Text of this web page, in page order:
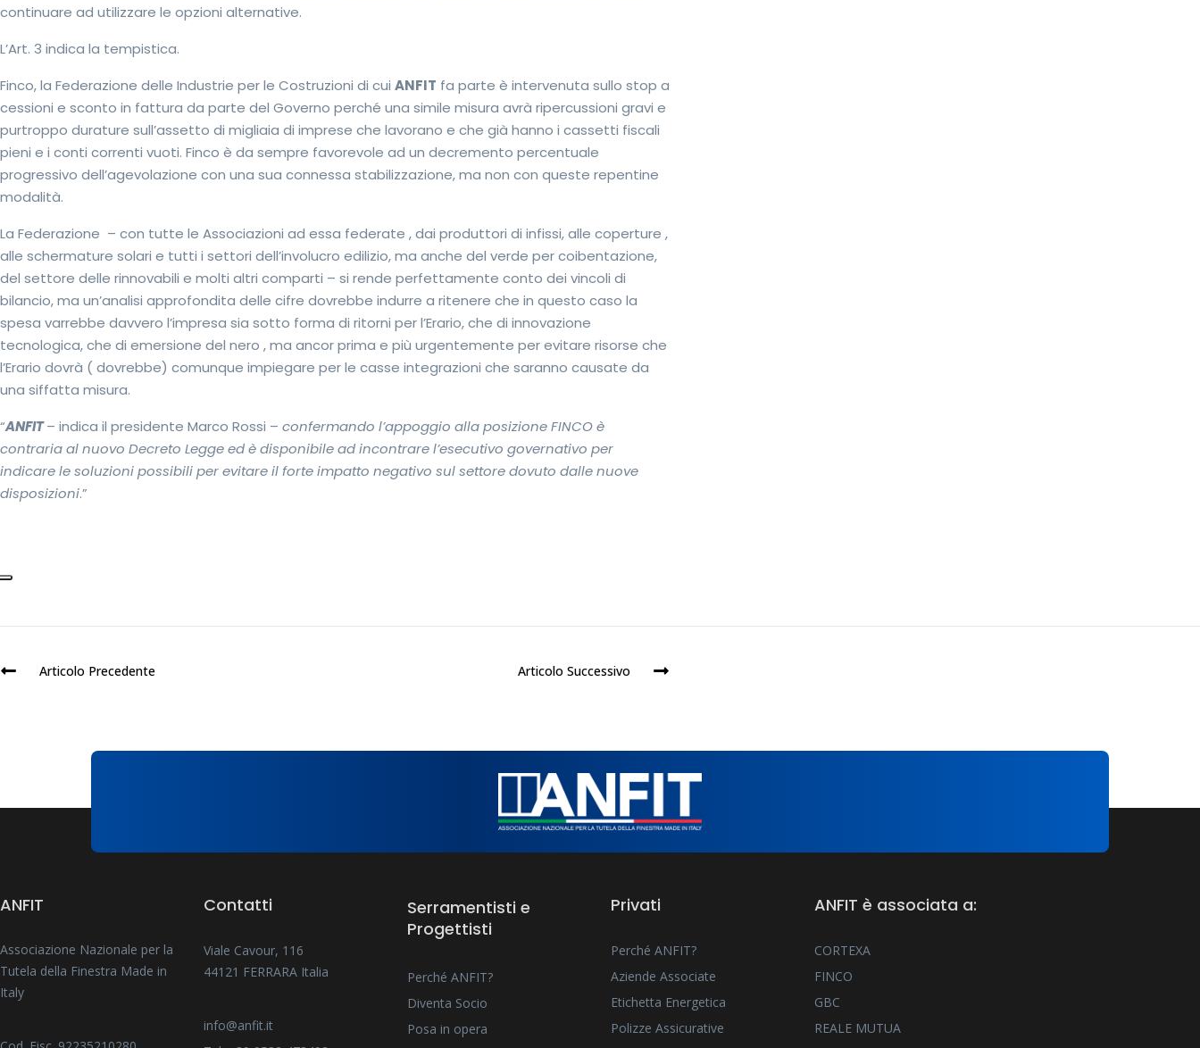
continuare ad utilizzare le opzioni alternative.
L’Art. 3 indica la tempistica.
Finco, la Federazione delle Industrie per le Costruzioni di cui ANFIT fa parte è intervenuta sullo stop a
cessioni e sconto in fattura da parte del Governo perché una simile misura avrà ripercussioni gravi e
purtroppo durature sull’assetto di migliaia di imprese che lavorano e che già hanno i cassetti fiscali
pieni e i conti correnti vuoti. Finco è da sempre favorevole ad un decremento percentuale
progressivo dell’agevolazione con una sua connessa stabilizzazione, ma non con queste repentine
modalità.
La Federazione – con tutte le Associazioni ad essa federate , dai produttori di infissi, alle coperture ,
alle schermature solari e tutti i settori dell’involucro edilizio, ma anche del verde per coibentazione,
del settore delle rinnovabili e molti altri comparti – si rende perfettamente conto dei vincoli di
bilancio, ma un’analisi approfondita delle cifre dovrebbe indurre a ritenere che in questo caso la
spesa varrebbe davvero l’impresa sia sotto forma di ritorni per l’Erario, che di innovazione
tecnologica, che di emersione del nero , ma ancor prima e più urgentemente per evitare risorse che
l’Erario dovrà ( dovrebbe) comunque impiegare per le casse integrazioni che saranno causate da
una siffatta misura.
“ANFIT– indica il presidente Marco Rossi – confermando l’appoggio alla posizione FINCO è
contraria al nuovo Decreto Legge ed è disponibile ad incontrare l’esecutivo governativo per
indicare le soluzioni possibili per evitare il forte impatto negativo sul settore dovuto dalle nuove
disposizioni.”
Articolo Precedente Articolo Successivo
ANFIT
Associazione Nazionale per la
Tutela della Finestra Made in
Italy
Contatti
Viale Cavour, 116
44121 FERRARA Italia
info@anfit.it
Serramentisti e
Progettisti
Perché ANFIT?
Diventa Socio
Posa in opera
Privati
Perché ANFIT?
Aziende Associate
Etichetta Energetica
Polizze Assicurative
ANFIT è associata a:
CORTEXA
FINCO
GBC
REALE MUTUA